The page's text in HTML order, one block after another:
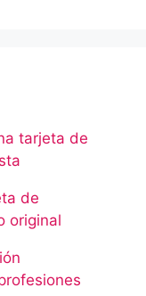
tarjeta de
de
original